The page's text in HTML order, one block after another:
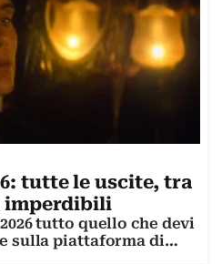
tutte le uscite, tra
imperdibili
tutto quello che devi
sulla piattaforma di